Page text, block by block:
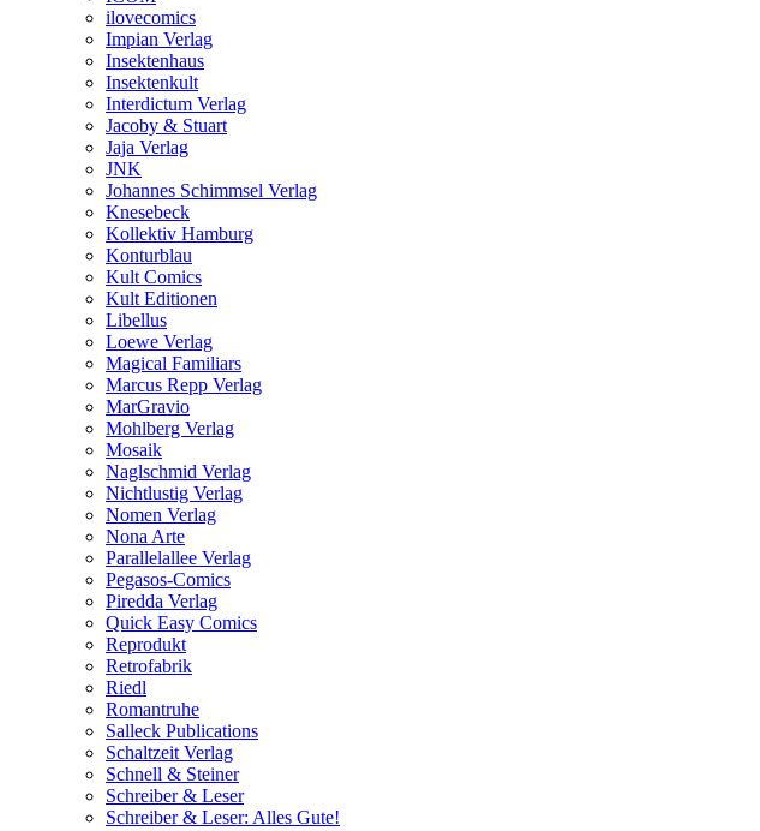
ilovecomics
Impian Verlag
Insektenhaus
Insektenkult
Interdictum Verlag
Jacoby & Stuart
Jaja Verlag
JNK
Johannes Schimmsel Verlag
Knesebeck
Kollektiv Hamburg
Konturblau
Kult Comics
Kult Editionen
Libellus
Loewe Verlag
Magical Familiars
Marcus Repp Verlag
MarGravio
Mohlberg Verlag
Mosaik
Naglschmid Verlag
Nichtlustig Verlag
Nomen Verlag
Nona Arte
Parallelallee Verlag
Pegasos-Comics
Piredda Verlag
Quick Easy Comics
Reprodukt
Retrofabrik
Riedl
Romantruhe
Salleck Publications
Schaltzeit Verlag
Schnell & Steiner
Schreiber & Leser
Schreiber & Leser: Alles Gute!